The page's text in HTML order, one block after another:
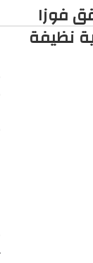
تحقق فوزا
نظيفة